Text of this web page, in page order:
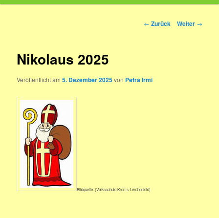
Beitrags-
← Zurück Weiter →
Nikolaus 2025
Veröffentlicht am5. Dezember 2025von Petra Irmi
Bildquelle: (Volksschule Krems-Lerchenfeld)